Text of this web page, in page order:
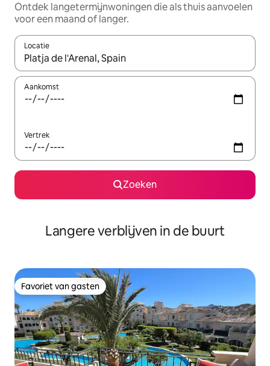
Ontdek langetermijnwoningen die als thuis aanvoelen
voor een maand of langer.
Locatie
Wanneer er resultaten beschikbaar zijn, maak je een keuze
Aankomst
Vertrek
Zoeken
Langere verblijven in de buurt
Favoriet van gasten
Favoriet van gasten